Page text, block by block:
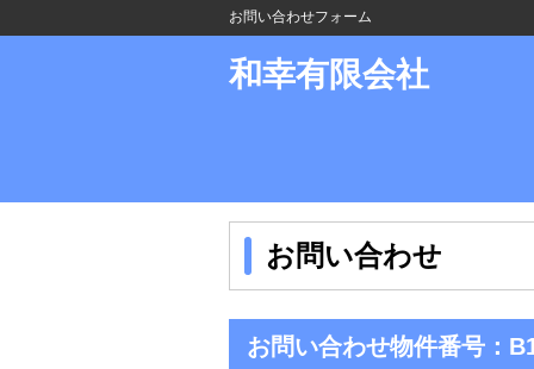
お問い合わせフォーム
和幸有限会社
お問い合わせ
お問い合わせ物件番号：